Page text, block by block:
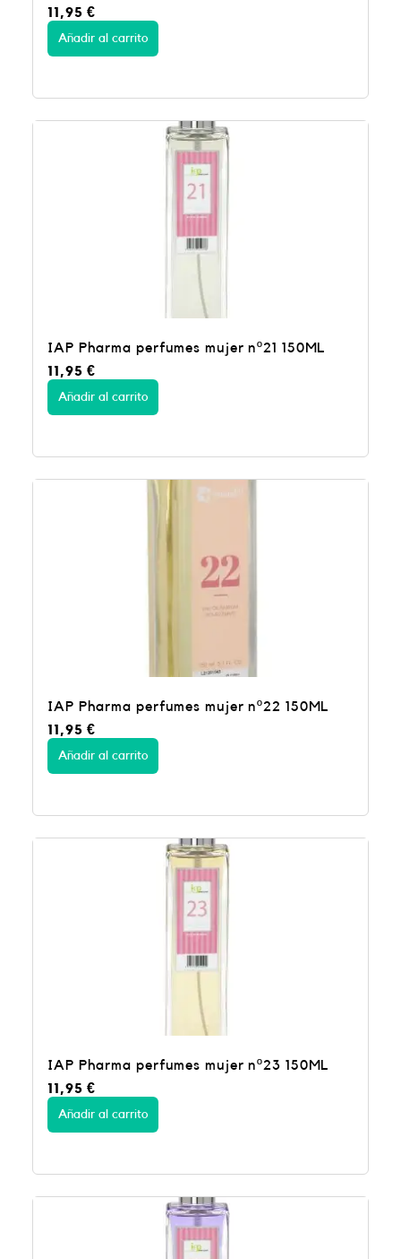
11,95€
Añadir al carrito
IAP Pharma perfumes mujer nº21 150ML
11,95€
Añadir al carrito
IAP Pharma perfumes mujer nº22 150ML
11,95€
Añadir al carrito
IAP Pharma perfumes mujer nº23 150ML
11,95€
Añadir al carrito